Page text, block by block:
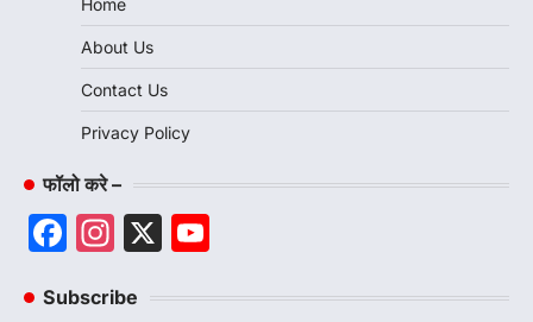
Home
About Us
Contact Us
Privacy Policy
फॉलो करे –
Facebook
Instagram
X
Subscribe